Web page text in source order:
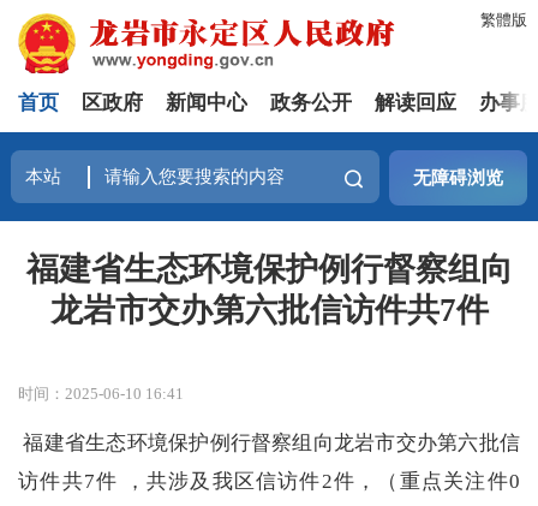
繁體版
首页 区政府 新闻中心 政务公开 解读回应 办事
无障碍浏览
福建省生态环境保护例行督察组向
龙岩市交办第六批信访件共7件
时间：2025-06-10 16:41
福建省生态环境保护例行督察组向龙岩市交办第六批信
访件共7件 ，共涉及我区信访件2件，（重点关注件0